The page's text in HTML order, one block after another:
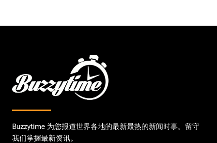
Buzzytime 为您报道世界各地的最新最热的新闻时事。留守
我们掌握最新资讯。